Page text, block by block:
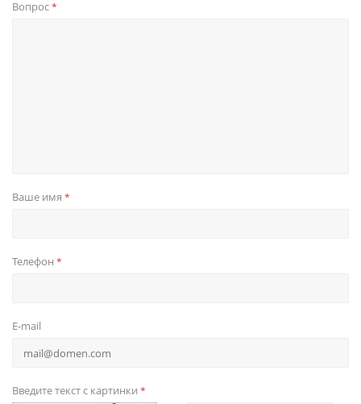
Вопрос*
Ваше имя *
Телефон *
E-mail
Введите текст с картинки *